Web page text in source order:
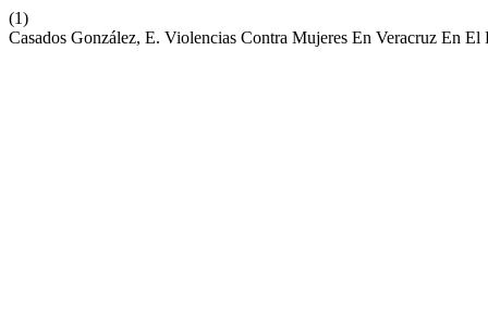
(1)
Casados González, E. Violencias Contra Mujeres En Veracruz En